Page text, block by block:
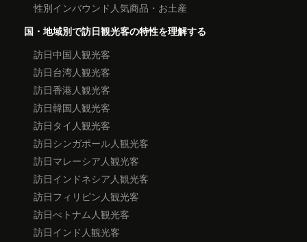
性別インバウンド人気商品・お土産
国・地域別で訪日観光客の特性を理解する
訪日中国人観光客
訪日台湾人観光客
訪日香港人観光客
訪日韓国人観光客
訪日タイ人観光客
訪日シンガポール人観光客
訪日マレーシア人観光客
訪日インドネシア人観光客
訪日フィリピン人観光客
訪日べトナム人観光客
訪日インド人観光客